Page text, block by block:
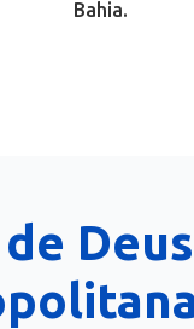
Bahia.
Deus